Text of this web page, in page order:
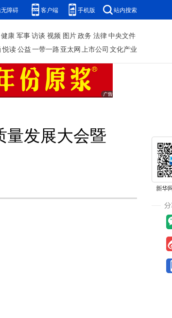
障碍 客户端 手机版 站内搜索
健康 军事访谈 视频 图片政务 法律中央文件
悦读公益一带一路 亚太网上市公司 文化产业
发展大会暨